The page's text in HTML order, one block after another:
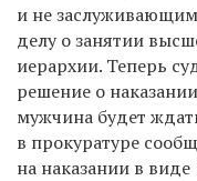
и не
делу о занятии
иерархии. Теперь
решение о
мужчина будет
в прокуратуре
на наказании в